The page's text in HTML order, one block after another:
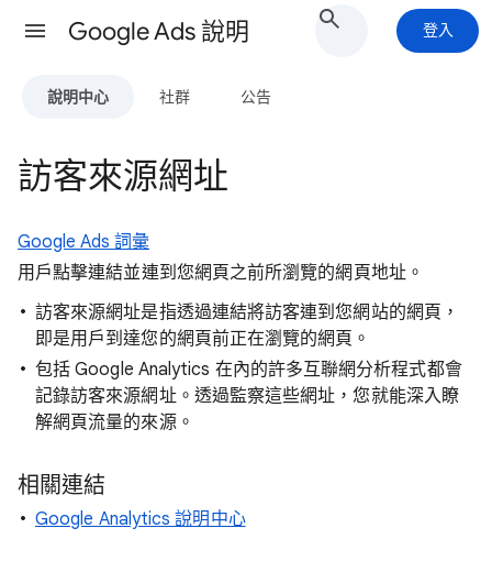
Google Ads 說明 登入
說明中心 社群 公告
訪客來源網址
Google Ads 詞彙
用戶點擊連結並連到您網頁之前所瀏覽的網頁地址。
訪客來源網址是指透過連結將訪客連到您網站的網頁，
即是用戶到達您的網頁前正在瀏覽的網頁。
包括 Google Analytics 在內的許多互聯網分析程式都會
記錄訪客來源網址。透過監察這些網址，您就能深入瞭
解網頁流量的來源。
相關連結
Google Analytics 說明中心